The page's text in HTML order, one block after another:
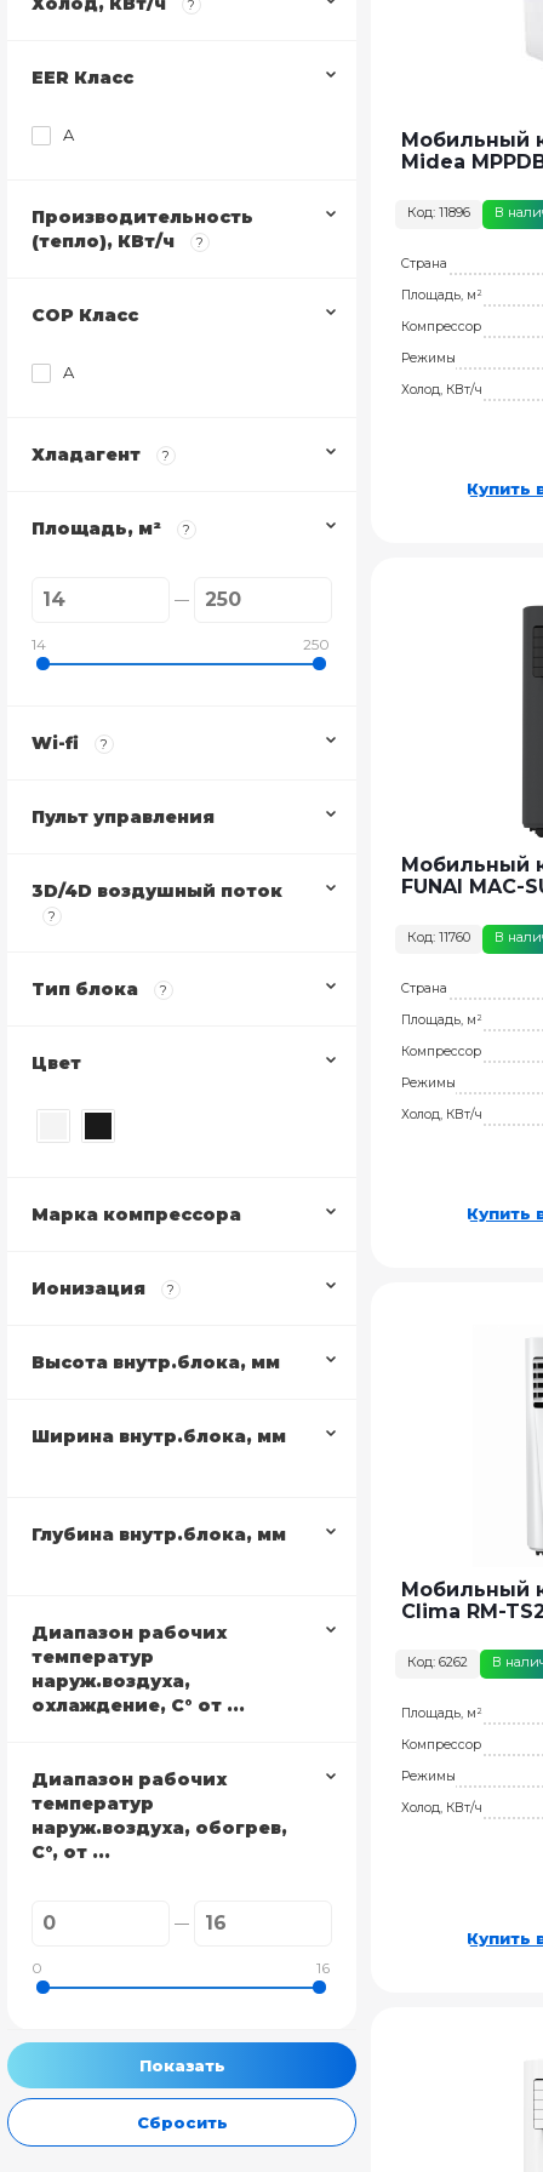
Мобильный
Midea
Код: 11896 В
Страна
Площадь, м²
Компрессор
Режимы
Холод, КВт/ч
Купить
Мобильный
FUNAI MAC-
Код: 11760 В
Страна
Площадь, м²
Компрессор
Режимы
Холод, КВт/ч
Купить
Мобильный
Clima RM-
Код: 6262 В
Площадь, м²
Компрессор
Режимы
Холод, КВт/ч
Купить
Strada
Tesoro
?
EER Класс
A
Производительность
(тепло), КВт/ч
?
COP Класс
A
Хладагент ?
Площадь, м² ?
14 250
Wi-fi ?
Пульт управления
3D/4D воздушный поток
?
Тип блока ?
Цвет
Марка компрессора
Ионизация ?
Высота внутр.блока, мм
Ширина внутр.блока, мм
Глубина внутр.блока, мм
Диапазон рабочих
температур
наруж.воздуха,
охлаждение, С° от ...
Диапазон рабочих
температур
наруж.воздуха, обогрев,
С°, от ...
0 16
Сбросить